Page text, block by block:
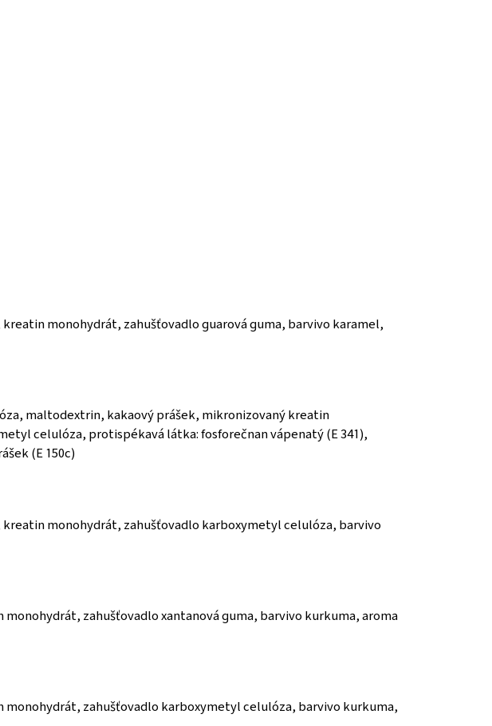
monohydrát, zahušťovadlo guarová guma, barvivo karamel,
maltodextrin, kakaový prášek, mikronizovaný kreatin
celulóza, protispékavá látka: fosforečnan vápenatý (E 341),
(E 150c)
monohydrát, zahušťovadlo karboxymetyl celulóza, barvivo
zahušťovadlo xantanová guma, barvivo kurkuma, aroma
zahušťovadlo karboxymetyl celulóza, barvivo kurkuma,